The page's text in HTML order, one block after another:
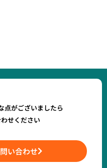
点がございましたら
せください
い合わせ